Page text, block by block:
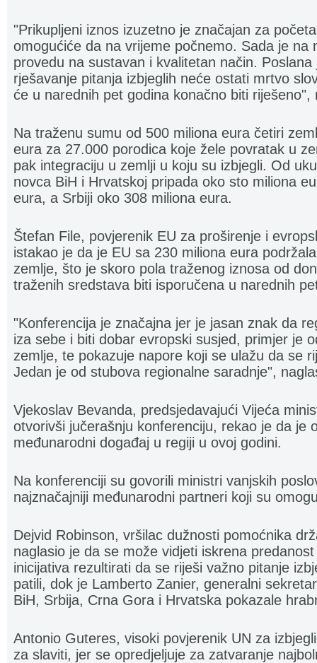
"Prikupljeni iznos izuzetno je značajan za
omogućiće da na vrijeme počnemo. Sada je na
provedu na sustavan i kvalitetan način.
rješavanje pitanja izbjeglih neće ostati mrtvo
će u narednih pet godina konačno biti riješeno",
Na traženu sumu od 500 miliona eura četiri
eura za 27.000 porodica koje žele povratak u
pak integraciju u zemlji u koju su izbjegli. Od
novca BiH i Hrvatskoj pripada oko sto miliona
eura, a Srbiji oko 308 miliona eura.
Štefan File, povjerenik EU za proširenje i
istakao je da je EU sa 230 miliona eura
zemlje, što je skoro pola traženog iznosa od
traženih sredstava biti isporučena u narednih
"Konferencija je značajna jer je jasan znak da
iza sebe i biti dobar evropski susjed, primjer je
zemlje, te pokazuje napore koji se ulažu da se
Jedan je od stubova regionalne saradnje",
Vjekoslav Bevanda, predsjedavajući Vijeća
otvorivši jučerašnju konferenciju, rekao je da je
međunarodni događaj u regiji u ovoj godini.
Na konferenciji su govorili ministri vanjskih
najznačajniji međunarodni partneri koji su
Dejvid Robinson, vršilac dužnosti pomoćnika
naglasio je da se može vidjeti iskrena
inicijativa rezultirati da se riješi važno pitanje
patili, dok je Lamberto Zanier, generalni
BiH, Srbija, Crna Gora i Hrvatska pokazale
Antonio Guteres, visoki povjerenik UN za
za slaviti, jer se opredjeljuje za zatvaranje